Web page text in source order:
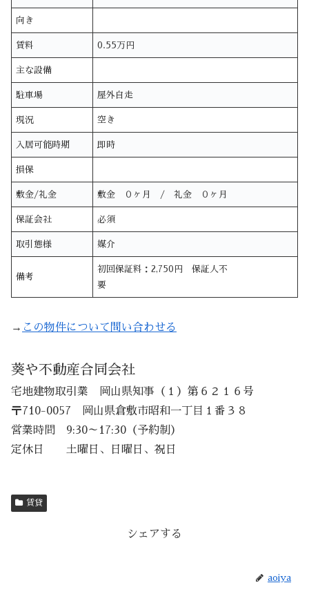
向き
賃料 0.55万円
主な設備
駐車場 屋外自走
現況 空き
入居可能時期 即時
損保
敷金/礼金 敷金 ０ヶ月 / 礼金 ０ヶ月
保証会社 必須
取引態様 媒介
備考
初回保証料：2,750円 保証人不
要
→ この物件について問い合わせる
葵や不動産合同会社
宅地建物取引業 岡山県知事（１）第６２１６号
〒710-0057 岡山県倉敷市昭和一丁目１番３８
営業時間 9:30～17:30（予約制）
定休日 土曜日、日曜日、祝日
賃貸
シェアする
aoiya